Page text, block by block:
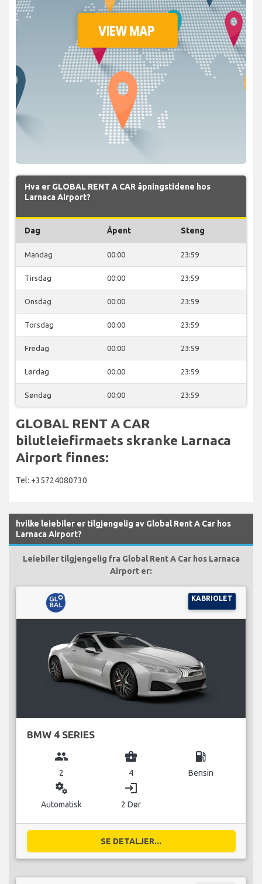
Hva er GLOBAL RENT A CAR åpningstidene hos
Larnaca Airport?
Dag Åpent Steng
Mandag 00:00 23:59
Tirsdag 00:00 23:59
Onsdag 00:00 23:59
Torsdag 00:00 23:59
Fredag 00:00 23:59
Lørdag 00:00 23:59
Søndag 00:00 23:59
GLOBAL RENT A CAR
bilutleiefirmaets skranke Larnaca
Airport finnes:
Tel: +35724080730
hvilke leiebiler er tilgjengelig av Global Rent A Car hos
Larnaca Airport?
Leiebiler tilgjengelig fra Global Rent A Car hos Larnaca
Airport er:
KABRIOLET
BMW 4 SERIES
group
2
business_center
4
local_gas_station
Bensin
miscellaneous_services
Automatisk
login
2 Dør
SE DETALJER...